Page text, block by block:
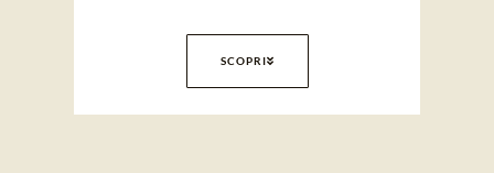
SCOPRI